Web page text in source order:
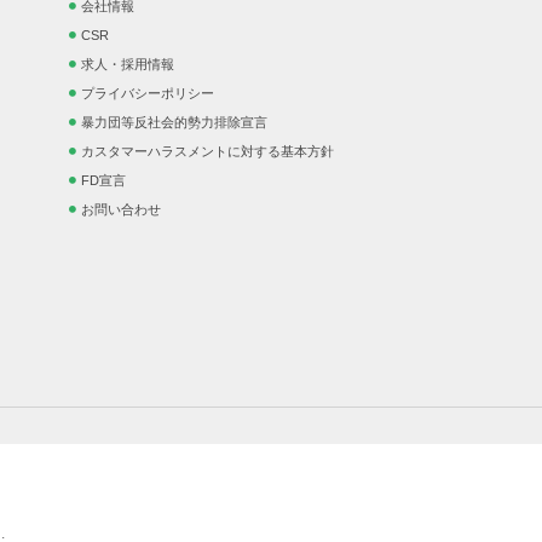
会社情報
CSR
求人・採用情報
プライバシーポリシー
暴力団等反社会的勢力排除宣言
カスタマーハラスメントに対する基本方針
FD宣言
お問い合わせ